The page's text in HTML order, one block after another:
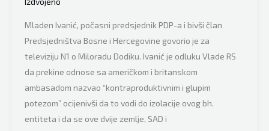
“Nebitni
Mladen Ivanić, počasni predsjednik PDP-a i bivši član
Predsjedništva Bosne i Hercegovine govorio je za
televiziju N1 o Miloradu Dodiku. Ivanić je odluku Vlade RS
da prekine odnose sa američkom i britanskom
ambasadom nazvao “kontraproduktivnim i glupim
potezom” ocijenivši da to vodi do izolacije ovog bh.
entiteta i da se ove dvije zemlje, SAD i